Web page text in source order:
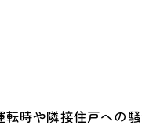
時や隣接住戸への